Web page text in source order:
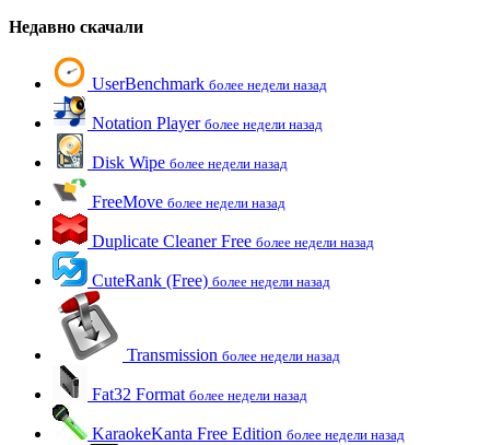
Недавно скачали
UserBenchmark более недели назад
Notation Player более недели назад
Disk Wipe более недели назад
FreeMove более недели назад
Duplicate Cleaner Free более недели назад
CuteRank (Free) более недели назад
Transmission более недели назад
Fat32 Format более недели назад
KaraokeKanta Free Edition более недели назад